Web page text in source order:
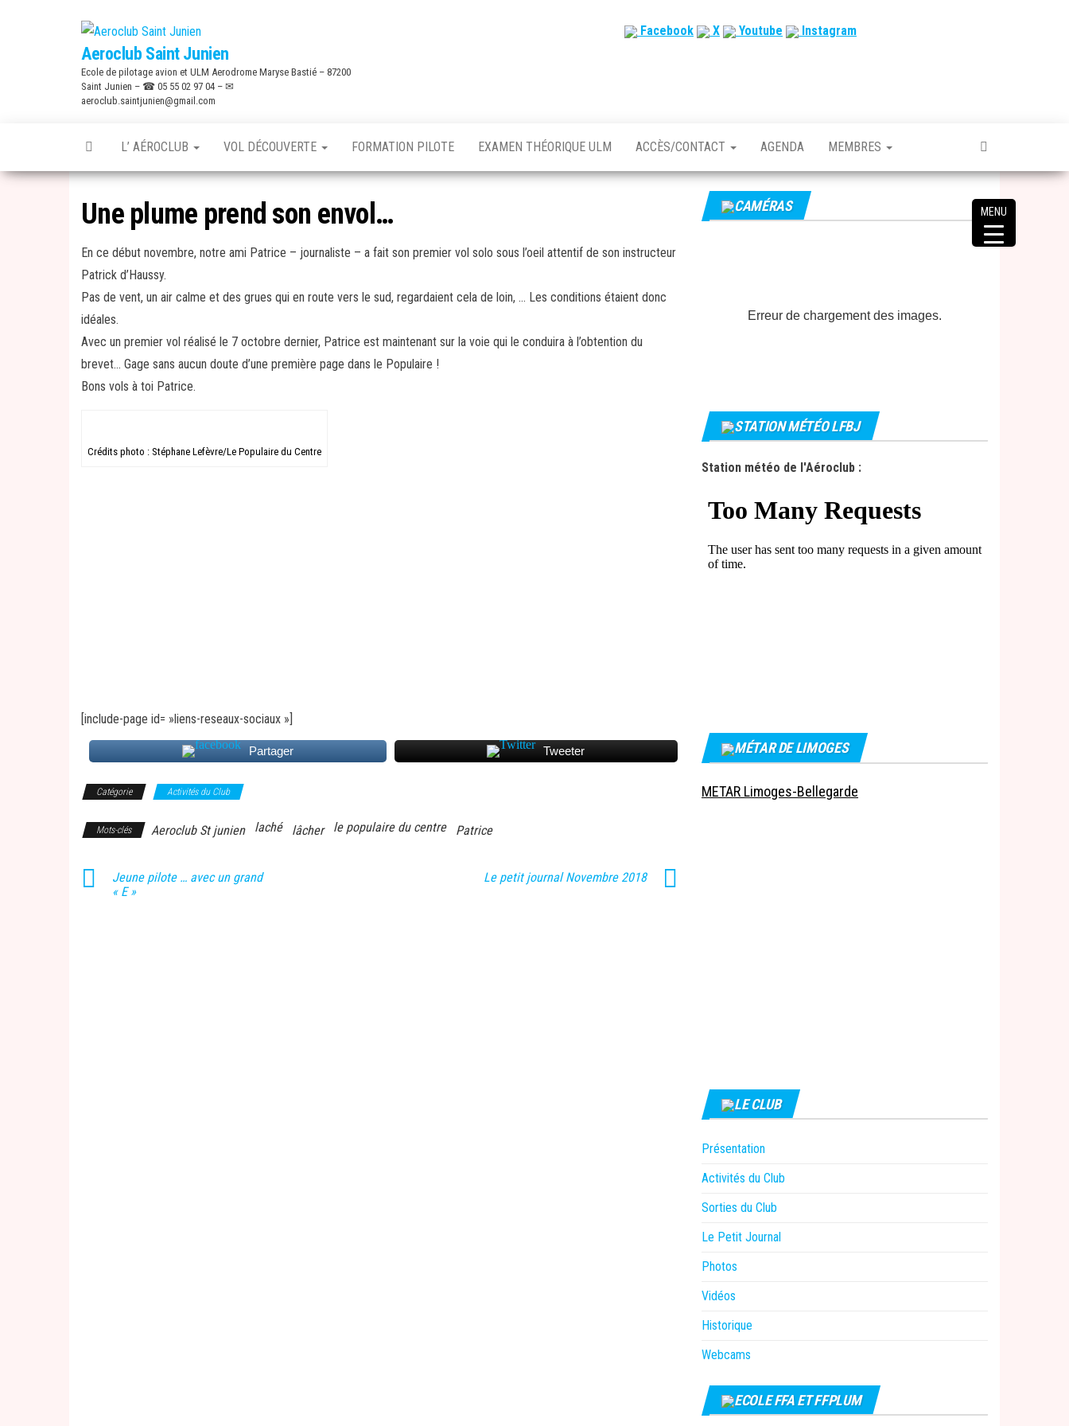
Aeroclub Saint Junien
Ecole de pilotage avion et ULM Aerodrome Maryse Bastié – 87200
Saint Junien – ☎ 05 55 02 97 04 – ✉
aeroclub.saintjunien@gmail.com
Facebook X Youtube Instagram
L’ AÉROCLUB VOL DÉCOUVERTE FORMATION PILOTE EXAMEN THÉORIQUE ULM ACCÈS/CONTACT AGENDA MEMBRES
Une plume prend son envol…
En ce début novembre, notre ami Patrice – journaliste – a fait son premier vol solo sous l’oeil attentif de son instructeur
Patrick d’Haussy.
Pas de vent, un air calme et des grues qui en route vers le sud, regardaient cela de loin, … Les conditions étaient donc
idéales.
Avec un premier vol réalisé le 7 octobre dernier, Patrice est maintenant sur la voie qui le conduira à l’obtention du
brevet… Gage sans aucun doute d’une première page dans le Populaire !
Bons vols à toi Patrice.
Crédits photo : Stéphane Lefèvre/Le Populaire du Centre
[include-page id= »liens-reseaux-sociaux »]
Partager Tweeter
Catégorie Activités du Club
Mots-clés Aeroclub St junien laché lâcher le populaire du centre Patrice
Jeune pilote … avec un grand
« E »
Le petit journal Novembre 2018
CAMÉRAS
Erreur de chargement des images.
STATION MÉTÉO LFBJ
Station météo de l'Aéroclub :
MÉTAR DE LIMOGES
METAR Limoges-Bellegarde
LE CLUB
Présentation
Activités du Club
Sorties du Club
Le Petit Journal
Photos
Vidéos
Historique
Webcams
ECOLE FFA ET FFPLUM
MENU